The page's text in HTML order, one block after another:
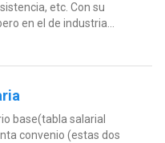
etc. Con su
en el de industria...
base(tabla salarial
convenio (estas dos